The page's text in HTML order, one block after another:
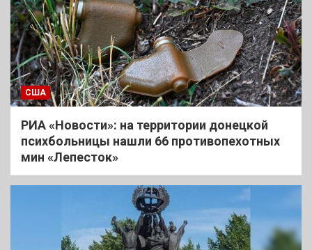
США
РИА «Новости»: на территории донецкой
психбольницы нашли 66 противопехотных
мин «Лепесток»